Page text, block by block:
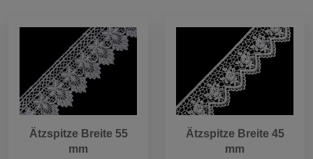
Ätzspitze Breite 55
mm
Ätzspitze Breite 45
mm